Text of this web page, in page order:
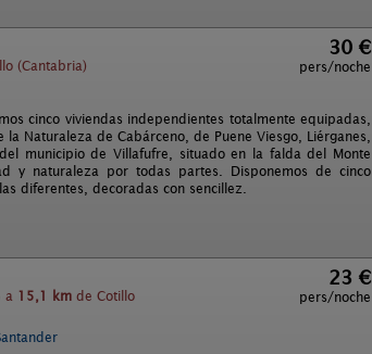
(Cantabria)
30 €
pers/noche
cinco viviendas independientes totalmente equipadas,
Naturaleza de Cabárceno, de Puene Viesgo, Liérganes,
municipio de Villafufre, situado en la falda del Monte
y naturaleza por todas partes. Disponemos de cinco
diferentes, decoradas con sencillez.
a 15,1 km de Cotillo
23 €
pers/noche